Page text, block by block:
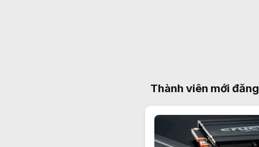
Thành viên mới đăng